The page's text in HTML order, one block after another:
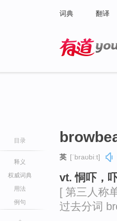
词典 翻译
目录
释义
权威词典
用法
例句
英 [ˈbraʊbiːt]
vt. 恫吓，
[ 第三人称
过去分词